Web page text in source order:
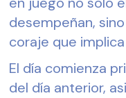
desempeñan,
coraje que
El día comienza
del día anterior,